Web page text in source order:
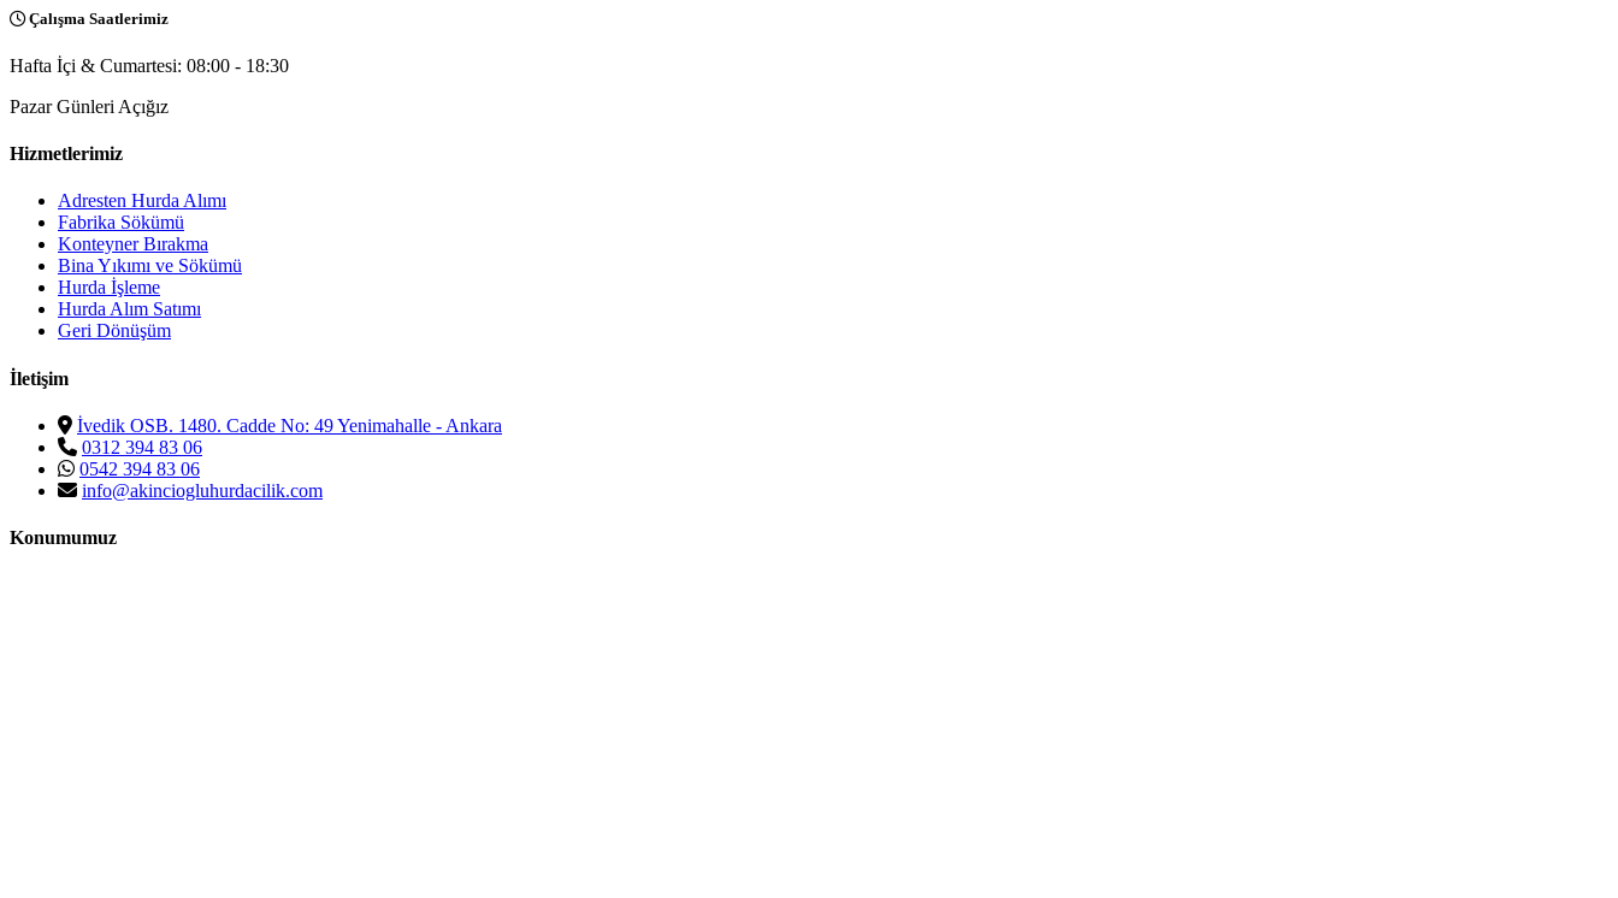
Çalışma Saatlerimiz
Hafta İçi & Cumartesi: 08:00 - 18:30
Pazar Günleri Açığız
Hizmetlerimiz
Adresten Hurda Alımı
Fabrika Sökümü
Konteyner Bırakma
Bina Yıkımı ve Sökümü
Hurda İşleme
Hurda Alım Satımı
Geri Dönüşüm
İletişim
İvedik OSB. 1480. Cadde No: 49 Yenimahalle - Ankara
0312 394 83 06
0542 394 83 06
info@akinciogluhurdacilik.com
Konumumuz